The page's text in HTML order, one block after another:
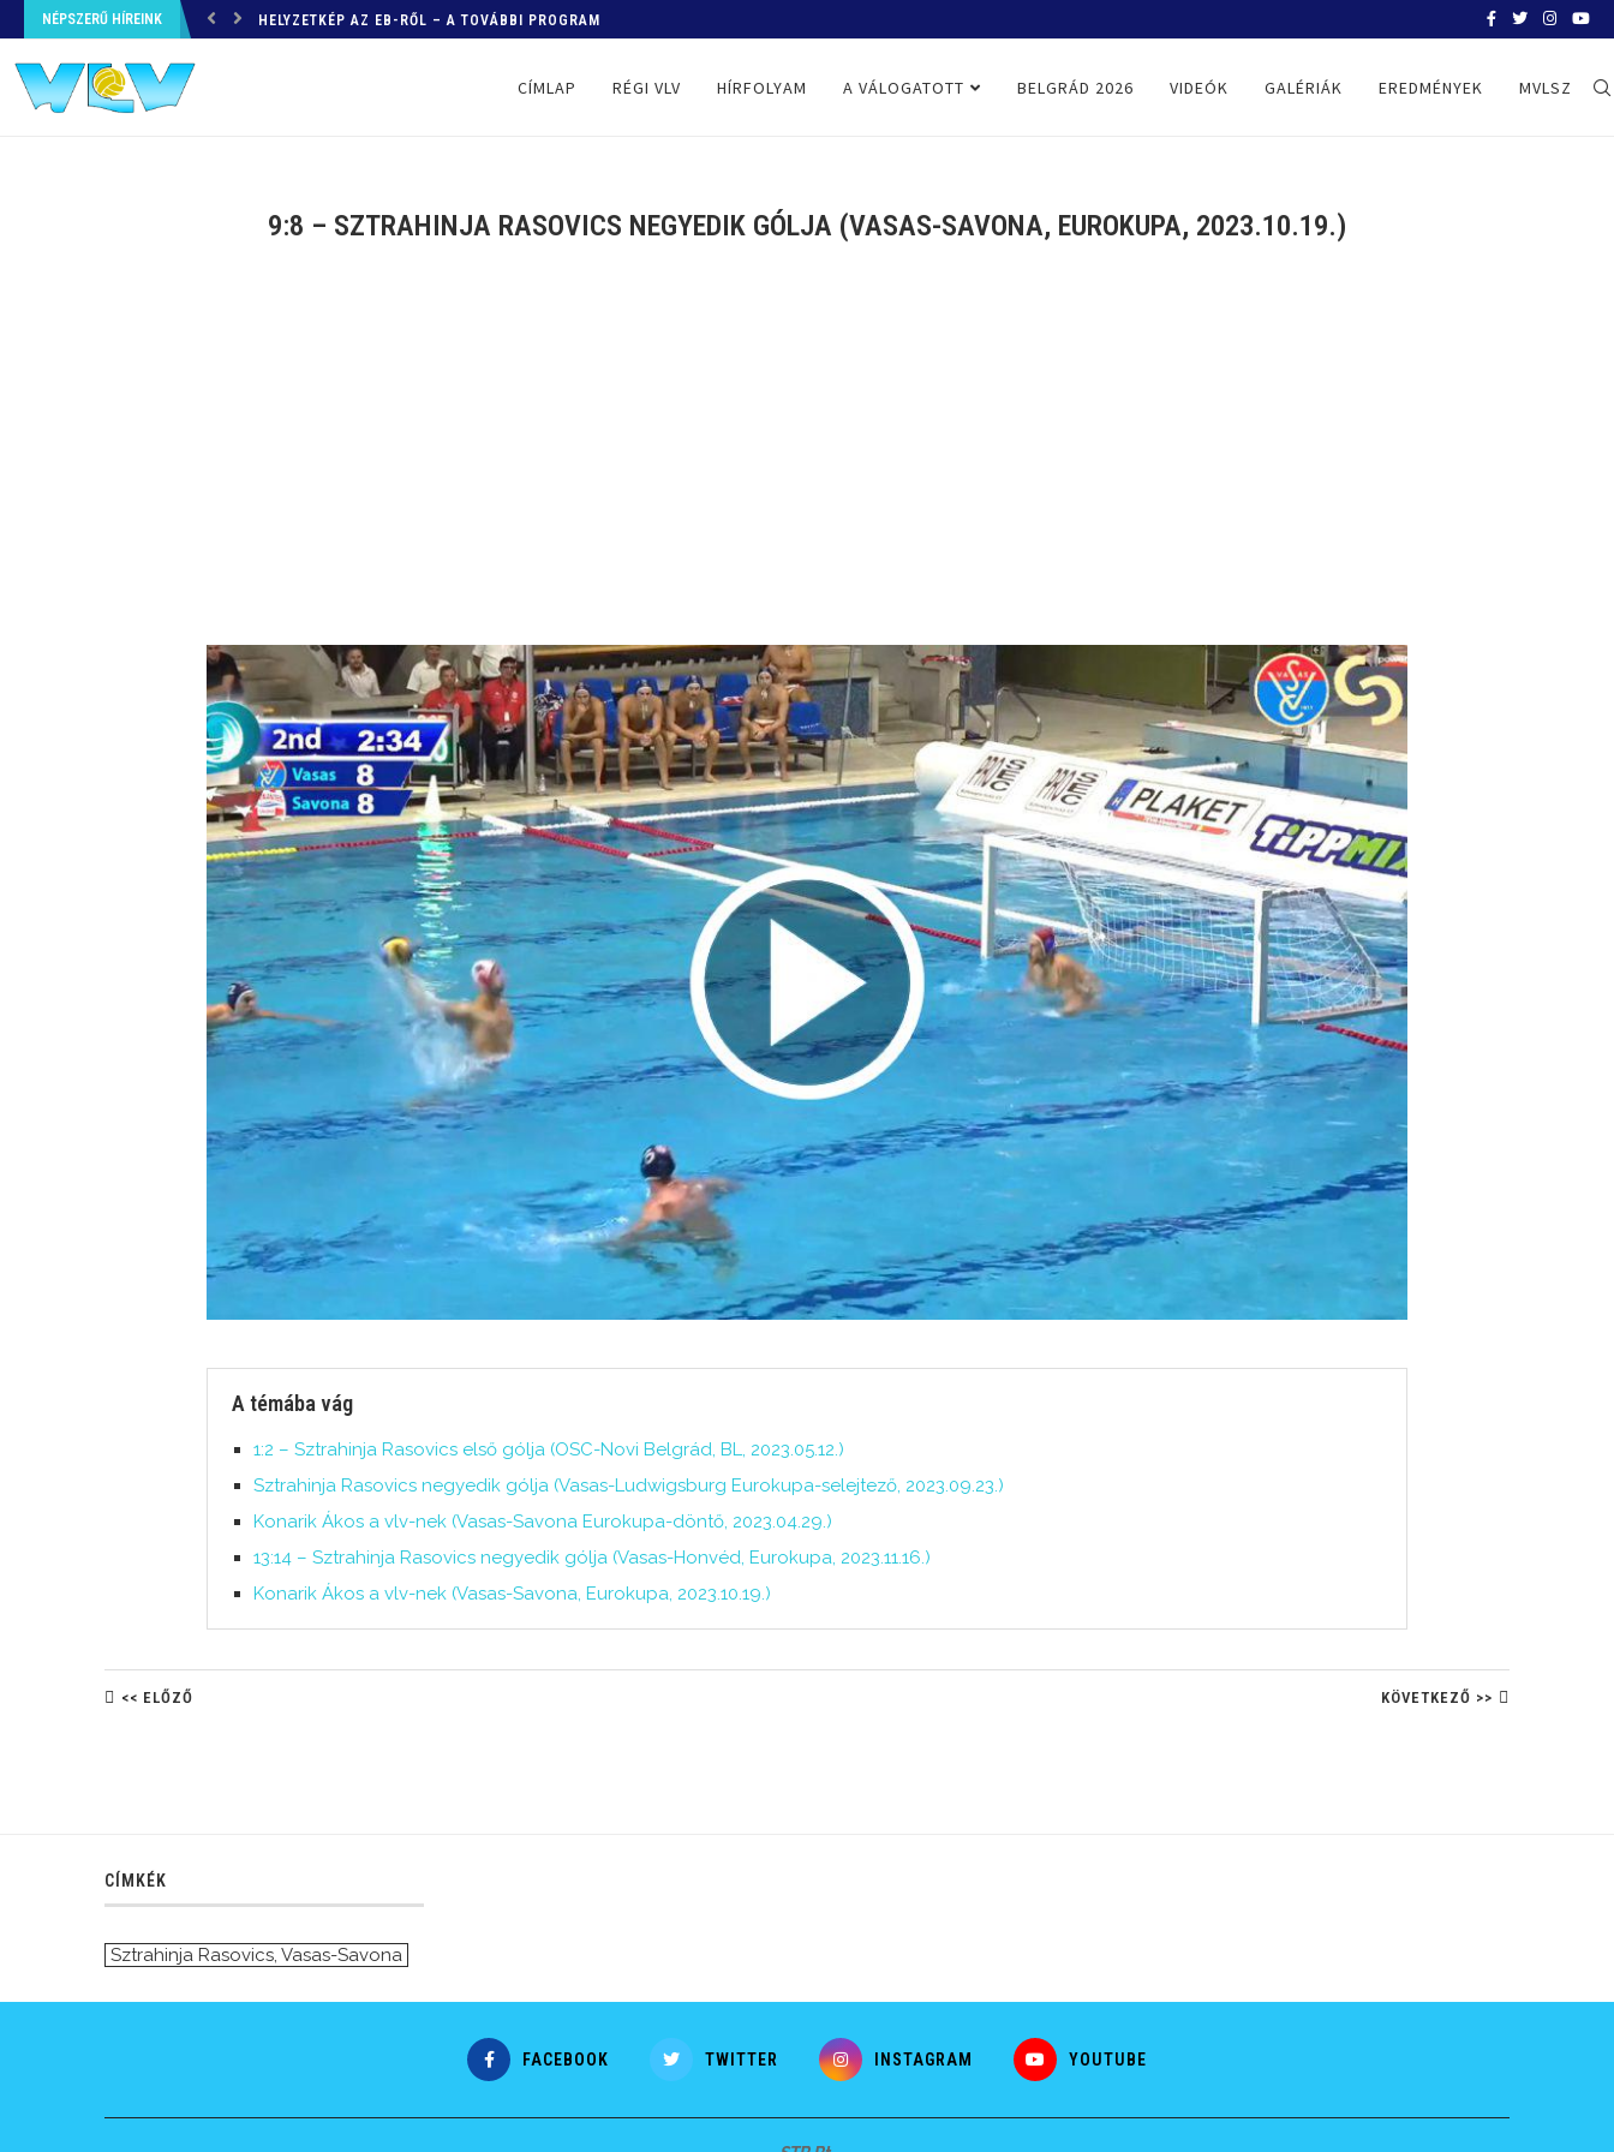
NÉPSZERŰ HÍREINK HELYZETKÉP AZ EB-RŐL – A TOVÁBBI PROGRAM
CÍMLAP RÉGI VLV HÍRFOLYAM A VÁLOGATOTT BELGRÁD 2026 VIDEÓK GALÉRIÁK EREDMÉNYEK MVLSZ
9:8 – SZTRAHINJA RASOVICS NEGYEDIK GÓLJA (VASAS-SAVONA, EUROKUPA, 2023.10.19.)
A témába vág
1:2 – Sztrahinja Rasovics első gólja (OSC-Novi Belgrád, BL, 2023.05.12.)
Sztrahinja Rasovics negyedik gólja (Vasas-Ludwigsburg Eurokupa-selejtező, 2023.09.23.)
Konarik Ákos a vlv-nek (Vasas-Savona Eurokupa-döntő, 2023.04.29.)
13:14 – Sztrahinja Rasovics negyedik gólja (Vasas-Honvéd, Eurokupa, 2023.11.16.)
Konarik Ákos a vlv-nek (Vasas-Savona, Eurokupa, 2023.10.19.)
<< ELŐZŐ KÖVETKEZŐ >>
CÍMKÉK
Sztrahinja Rasovics, Vasas-Savona
FACEBOOK TWITTER INSTAGRAM YOUTUBE